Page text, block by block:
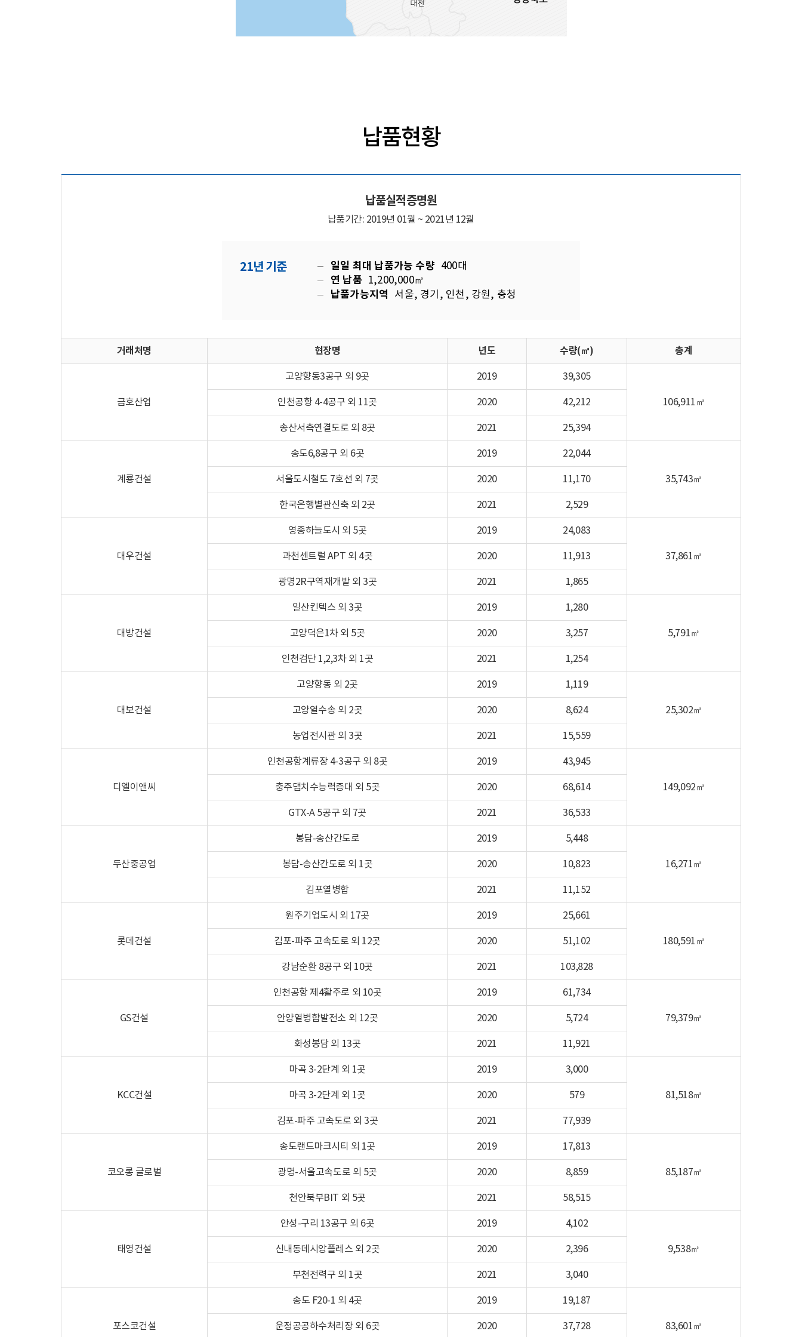
납품현황
납품실적증명원
납품기간: 2019년 01월 ~ 2021년 12월
21년 기준 일일 최대 납품가능 수량 400대
연 납품 1,200,000㎥
납품가능지역 서울, 경기, 인천, 강원, 충청
거래처명 현장명 년도 수량(㎥) 총계
금호산업
고양향동3공구 외 9곳 2019 39,305
106,911㎥
인천공항 4-4공구 외 11곳 2020 42,212
송산서측연결도로 외 8곳 2021 25,394
계룡건설
송도6,8공구 외 6곳 2019 22,044
35,743㎥
서울도시철도 7호선 외 7곳 2020 11,170
한국은행별관신축 외 2곳 2021 2,529
대우건설
영종하늘도시 외 5곳 2019 24,083
37,861㎥
과천센트럴 APT 외 4곳 2020 11,913
광명2R구역재개발 외 3곳 2021 1,865
대방건설
일산킨텍스 외 3곳 2019 1,280
5,791㎥
고양덕은1차 외 5곳 2020 3,257
인천검단 1,2,3차 외 1곳 2021 1,254
대보건설
고양향동 외 2곳 2019 1,119
25,302㎥
고양열수송 외 2곳 2020 8,624
농업전시관 외 3곳 2021 15,559
디엘이앤씨
인천공항계류장 4-3공구 외 8곳 2019 43,945
149,092㎥
충주댐치수능력증대 외 5곳 2020 68,614
GTX-A 5공구 외 7곳 2021 36,533
두산중공업
봉담-송산간도로 2019 5,448
16,271㎥
봉담-송산간도로 외 1곳 2020 10,823
김포열병합 2021 11,152
롯데건설
원주기업도시 외 17곳 2019 25,661
180,591㎥
김포-파주 고속도로 외 12곳 2020 51,102
강남순환 8공구 외 10곳 2021 103,828
GS건설
인천공항 제4활주로 외 10곳 2019 61,734
79,379㎥
안양열병합발전소 외 12곳 2020 5,724
화성봉담 외 13곳 2021 11,921
KCC건설
마곡 3-2단계 외 1곳 2019 3,000
81,518㎥
마곡 3-2단계 외 1곳 2020 579
김포-파주 고속도로 외 3곳 2021 77,939
코오롱 글로벌
송도랜드마크시티 외 1곳 2019 17,813
85,187㎥
광명-서울고속도로 외 5곳 2020 8,859
천안북부BIT 외 5곳 2021 58,515
태영건설
안성-구리 13공구 외 6곳 2019 4,102
9,538㎥
신내동데시앙플레스 외 2곳 2020 2,396
부천전력구 외 1곳 2021 3,040
포스코건설
송도 F20-1 외 4곳 2019 19,187
83,601㎥
운정공공하수처리장 외 6곳 2020 37,728